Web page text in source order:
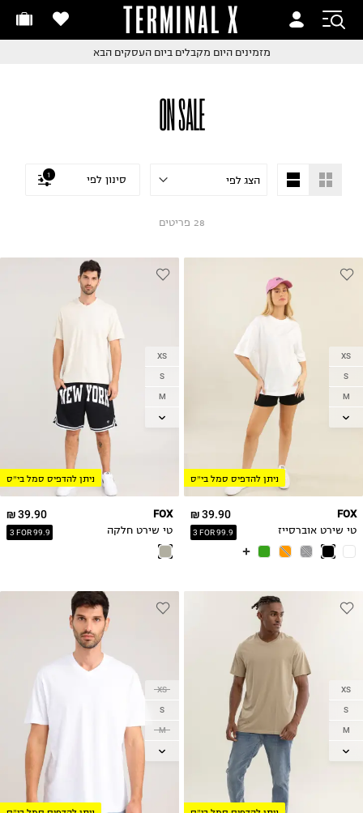
TERMINAL X
החלפות והחזרות בקליקעם שליח עד הבית!
ON SALE
סינון לפי 1
28 פריטים
ניתן להדפיס סמל בי״ס
XS
S
M
L
39.90 ₪
3 FOR 99.9
FOX
טי שירט אוברסייז
ניתן להדפיס סמל בי״ס
XS
S
M
L
39.90 ₪
3 FOR 99.9
FOX
טי שירט חלקה
XS
S
M
L
XS
S
M
L